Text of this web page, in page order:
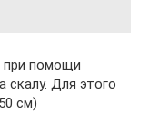
при помощи
скалу. Для этого
см)